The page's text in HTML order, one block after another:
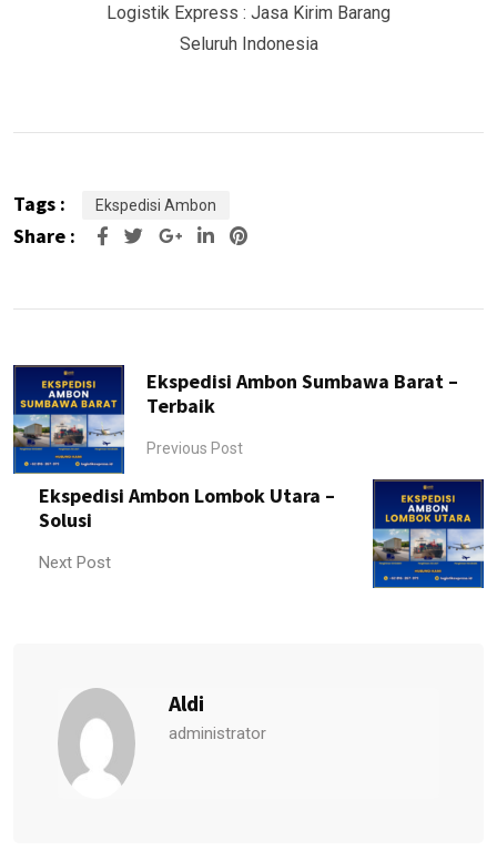
Logistik Express : Jasa Kirim Barang
Seluruh Indonesia
Tags : Ekspedisi Ambon
Share : Google+LinkedIn
Pinterest
Ekspedisi Ambon Sumbawa Barat –
Terbaik
Previous Post
Ekspedisi Ambon Lombok Utara –
Solusi
Next Post
Aldi
administrator